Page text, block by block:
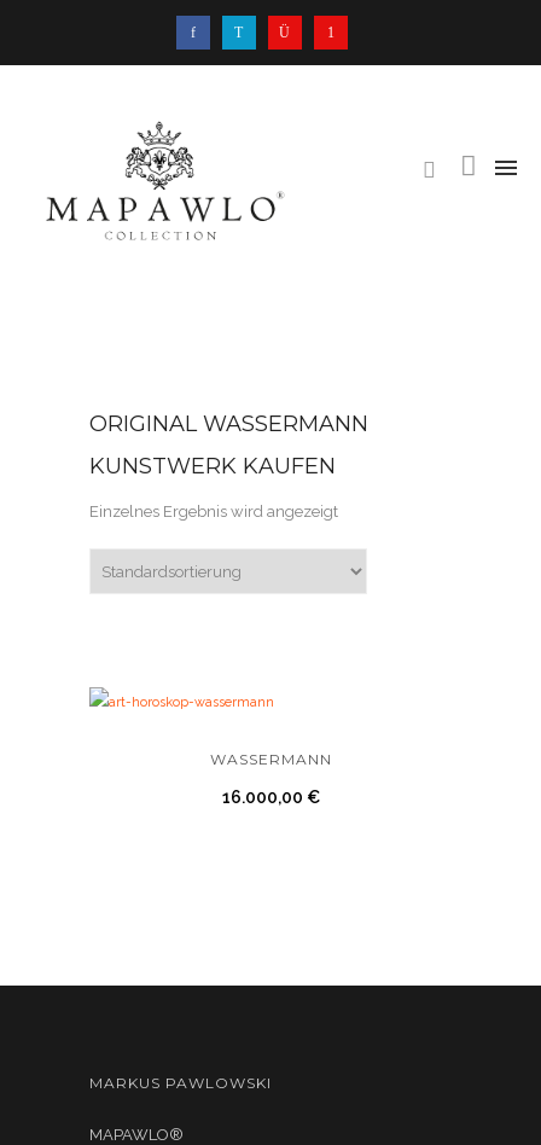
ORIGINAL WASSERMANN
KUNSTWERK KAUFEN
Einzelnes Ergebnis wird angezeigt
WASSERMANN
16.000,00 €
MARKUS PAWLOWSKI
MAPAWLO®